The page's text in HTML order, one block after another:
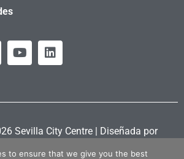
Sevilla City Centre | Diseñada por
to ensure that we give you the best